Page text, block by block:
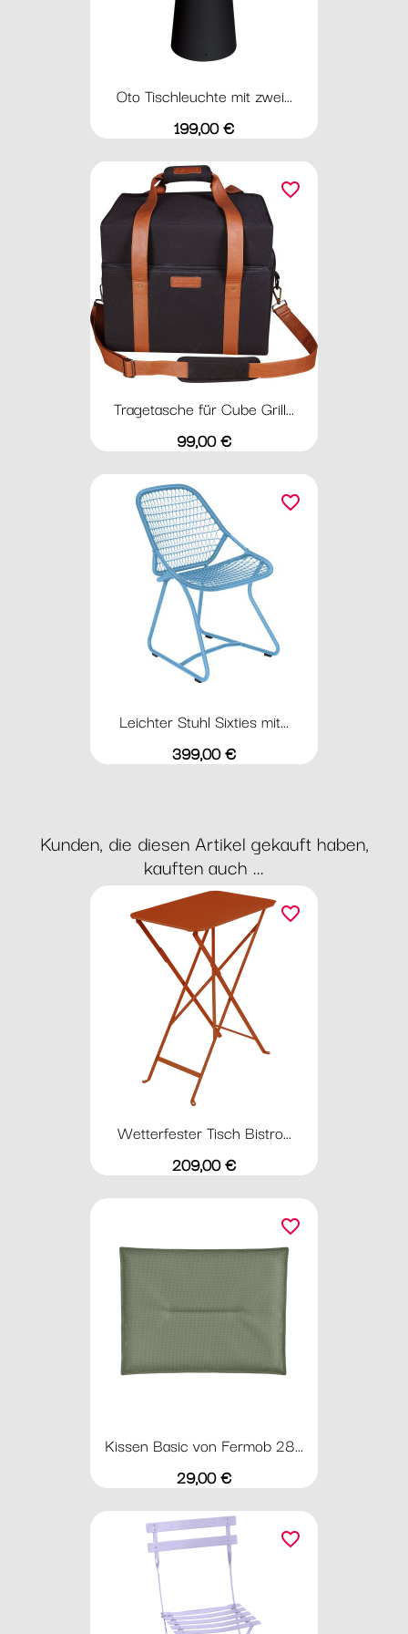
Oto Tischleuchte mit zwei...
Preis
199,00 €
Tragetasche für Cube Grill...
Preis
99,00 €
favorite_border
Leichter Stuhl Sixties mit...
Preis
399,00 €
favorite_border
Kunden, die diesen Artikel gekauft haben,
kauften auch ...
Wetterfester Tisch Bistro...
Preis
209,00 €
favorite_border
Kissen Basic von Fermob 28...
Preis
29,00 €
favorite_border
favorite_border